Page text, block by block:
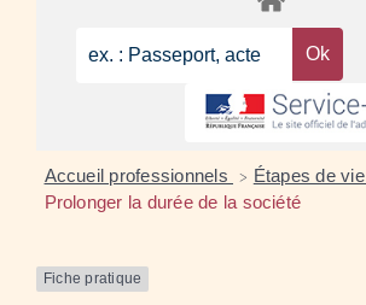
Accueil professionnels > Étapes de vie
Prolonger la durée de la société
Fiche pratique